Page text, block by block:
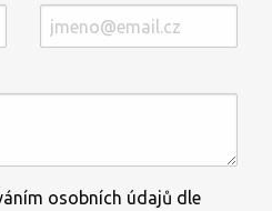
osobních údajů dle